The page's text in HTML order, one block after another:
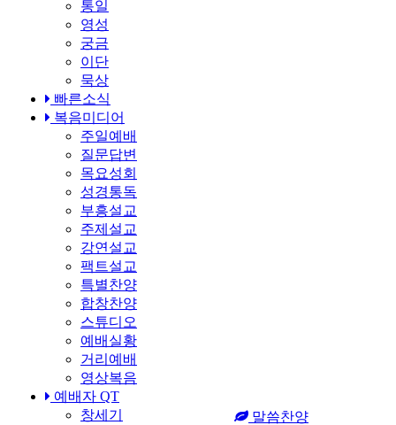
통일
영성
궁금
이단
묵상
빠른소식
복음미디어
주일예배
질문답변
목요성회
성경통독
부흥설교
주제설교
강연설교
팩트설교
특별찬양
합창찬양
스튜디오
예배실황
거리예배
영상복음
예배자 QT
창세기
말씀찬양